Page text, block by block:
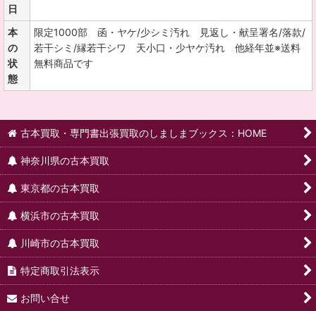
日
本
の
状
態
限定1000部 函・ヤケ/少シミ汚れ 見返し・献呈署名/落款/
若干シミ/縁若干シワ 天小口・少ヤケ汚れ 他経年並※送料
無料商品です
古本買取・専門書出張買取のしましまブックス：HOME
神奈川県の古本買取
東京都の古本買取
横浜市の古本買取
川崎市の古本買取
特定商取引法表示
お問い合せ